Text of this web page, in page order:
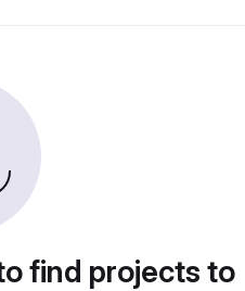
find projects to